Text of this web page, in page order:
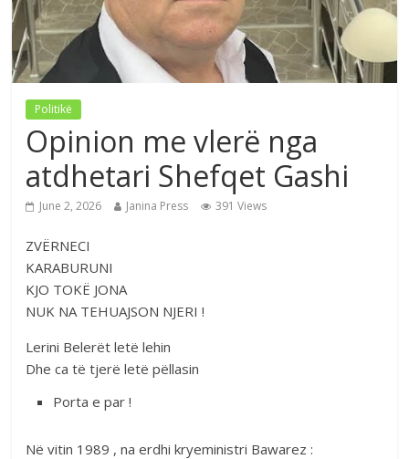
Politikë
Opinion me vlerë nga
atdhetari Shefqet Gashi
June 2, 2026 Janina Press 391 Views
ZVËRNECI
KARABURUNI
KJO TOKË JONA
NUK NA TEHUAJSON NJERI !
Lerini Belerët letë lehin
Dhe ca të tjerë letë pëllasin
Porta e par !
Në vitin 1989 , na erdhi kryeministri Bawarez :